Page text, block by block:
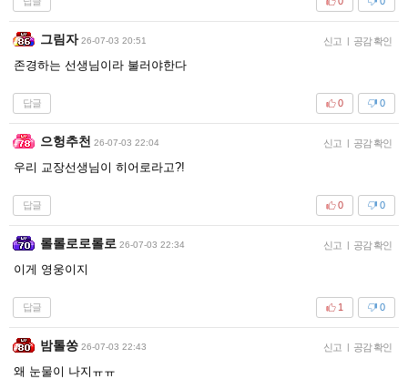
그림자 26-07-03 20:51 신고 | 공감 확인
존경하는 선생님이라 불러야한다
답글 0
0
으헝추천 26-07-03 22:04 신고 | 공감 확인
우리 교장선생님이 히어로라고?!
답글 0
0
롤롤로로롤로 26-07-03 22:34 신고 | 공감 확인
이게 영웅이지
답글 0
1
밤톨쏭 26-07-03 22:43 신고 | 공감 확인
왜 눈물이 나지ㅠㅠ